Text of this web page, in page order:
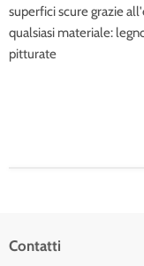
superfici scure grazie
qualsiasi materiale:
pitturate
Contatti